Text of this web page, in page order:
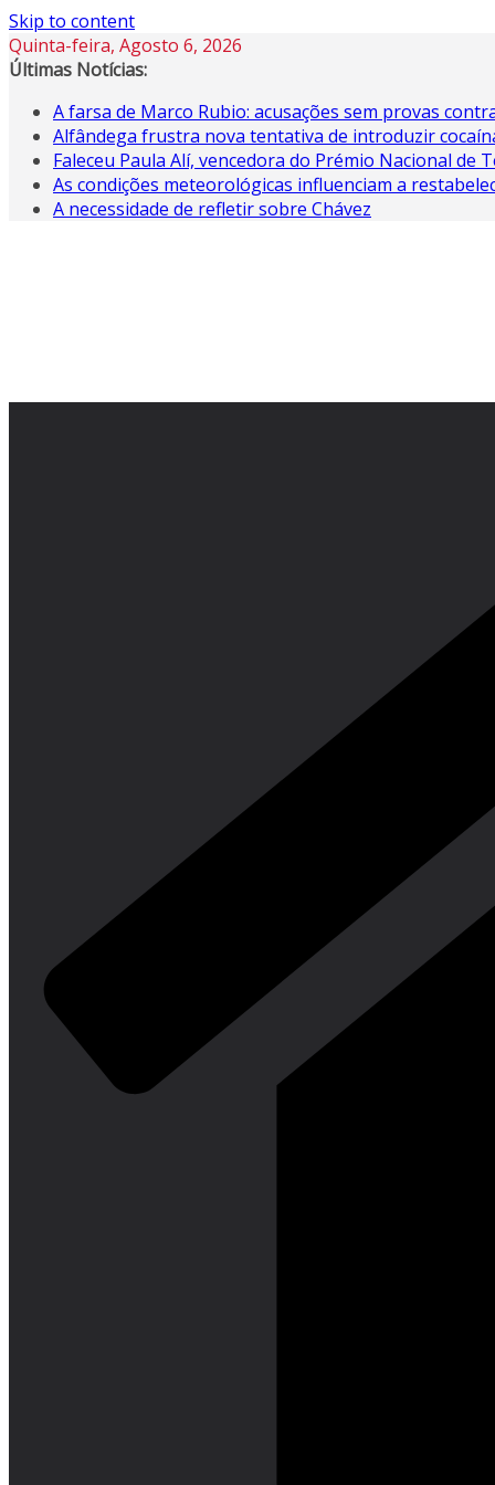
Skip to content
Quinta-feira, Agosto 6, 2026
Últimas Notícias:
A farsa de Marco Rubio: acusações sem provas
Alfândega frustra nova tentativa de introduzir
Faleceu Paula Alí, vencedora do Prémio Nacional de
As condições meteorológicas influenciam a
A necessidade de refletir sobre Chávez